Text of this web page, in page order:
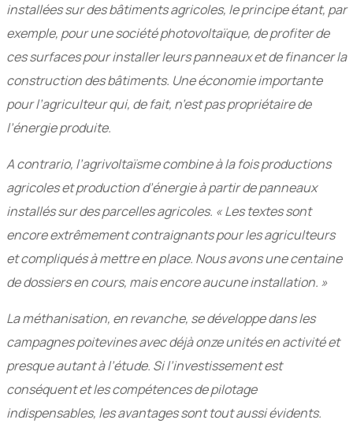
installées sur des bâtiments agricoles, le principe étant, par
exemple, pour une société photovoltaïque, de profiter de
ces surfaces pour installer leurs panneaux et de financer la
construction des bâtiments. Une économie importante
pour l’agriculteur qui, de fait, n’est pas propriétaire de
l’énergie produite.
A contrario, l’agrivoltaïsme combine à la fois productions
agricoles et production d’énergie à partir de panneaux
installés sur des parcelles agricoles. « Les textes sont
encore extrêmement contraignants pour les agriculteurs
et compliqués à mettre en place. Nous avons une centaine
de dossiers en cours, mais encore aucune installation. »
La méthanisation, en revanche, se développe dans les
campagnes poitevines avec déjà onze unités en activité et
presque autant à l’étude. Si l’investissement est
conséquent et les compétences de pilotage
indispensables, les avantages sont tout aussi évidents.